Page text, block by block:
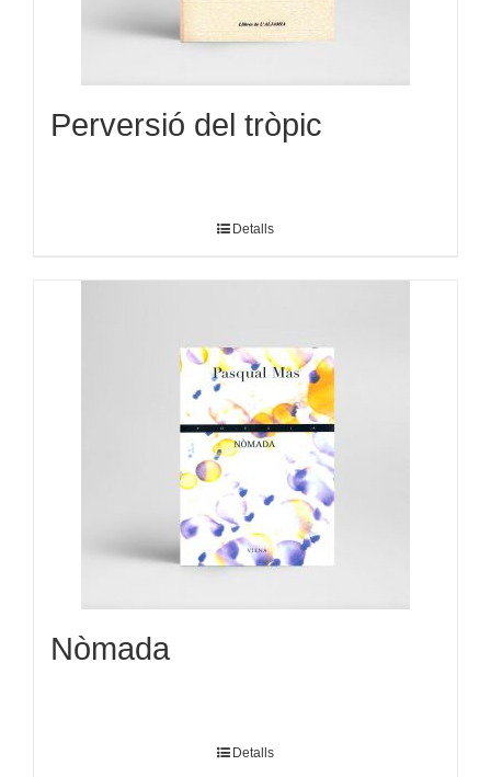
Perversió del tròpic
Detalls
Nòmada
Detalls